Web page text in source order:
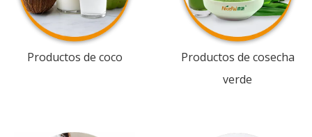
Productos de coco
Productos de cosecha
verde